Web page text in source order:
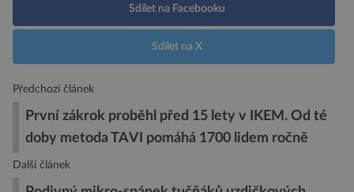
Sdílet na Facebooku
Sdílet na X
Předchozí článek
První zákrok proběhl před 15 lety v IKEM. Od té
doby metoda TAVI pomáhá 1700 lidem ročně
Další článek